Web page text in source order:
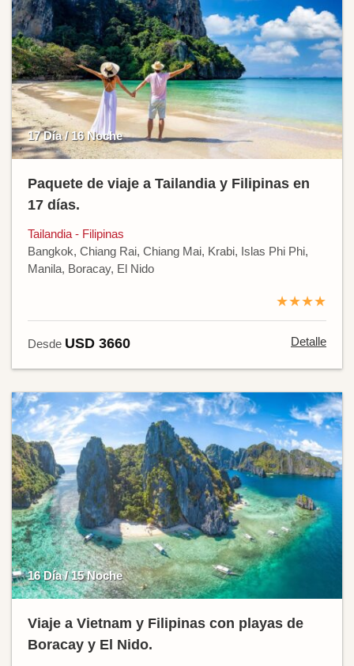
17 Día / 16 Noche
Paquete de viaje a Tailandia y Filipinas en
17 días.
Tailandia - Filipinas
Bangkok, Chiang Rai, Chiang Mai, Krabi, Islas Phi Phi,
Manila, Boracay, El Nido
★★★★
Desde USD 3660 Detalle
16 Día / 15 Noche
Viaje a Vietnam y Filipinas con playas de
Boracay y El Nido.